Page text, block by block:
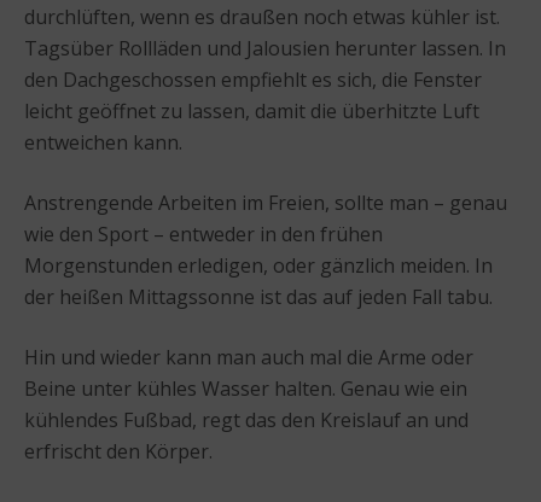
durchlüften, wenn es draußen noch etwas kühler ist.
Tagsüber Rollläden und Jalousien herunter lassen. In
den Dachgeschossen empfiehlt es sich, die Fenster
leicht geöffnet zu lassen, damit die überhitzte Luft
entweichen kann.
Anstrengende Arbeiten im Freien, sollte man – genau
wie den Sport – entweder in den frühen
Morgenstunden erledigen, oder gänzlich meiden. In
der heißen Mittagssonne ist das auf jeden Fall tabu.
Hin und wieder kann man auch mal die Arme oder
Beine unter kühles Wasser halten. Genau wie ein
kühlendes Fußbad, regt das den Kreislauf an und
erfrischt den Körper.